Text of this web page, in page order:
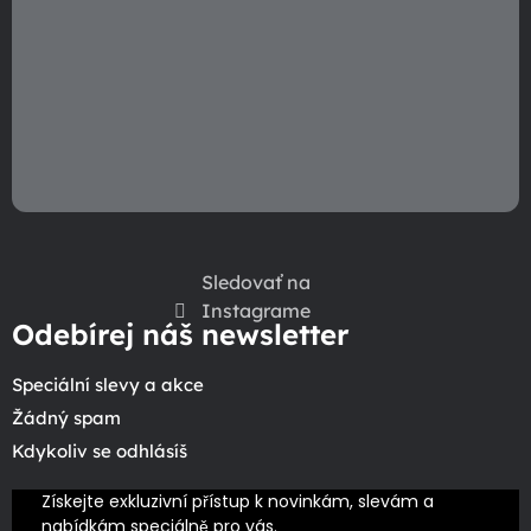
Sledovať na
Instagrame
Odebírej náš newsletter
Speciální slevy a akce
Žádný spam
Kdykoliv se odhlásíš
Získejte exkluzivní přístup k novinkám, slevám a